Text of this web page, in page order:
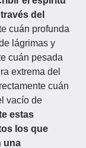
del
cuán profunda
lágrimas y
cuán pesada
extrema del
cuán
vacío de
estas
los que
una